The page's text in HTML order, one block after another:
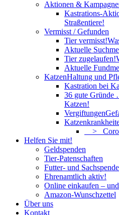
Aktionen &
Kastrations-
Straßentiere!
Vermisst / Gefunden
Tier vermisst!
Aktuelle
Tier zugelaufen!
Aktuelle
KatzenHaltung und
Kastration bei
36 gute Gründe
Katzen!
Vergiftungen
>
Helfen Sie mit!
Geldspenden
Tier-Patenschaften
Futter- und
Ehrenamtlich aktiv!
Online einkaufen –
Amazon-Wunschzettel
Über uns
Kontakt